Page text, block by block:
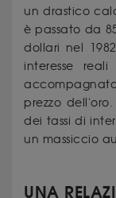
un drastico
è passato da
dollari nel
interesse
prezzo
dei tassi di
un massiccio
UNA